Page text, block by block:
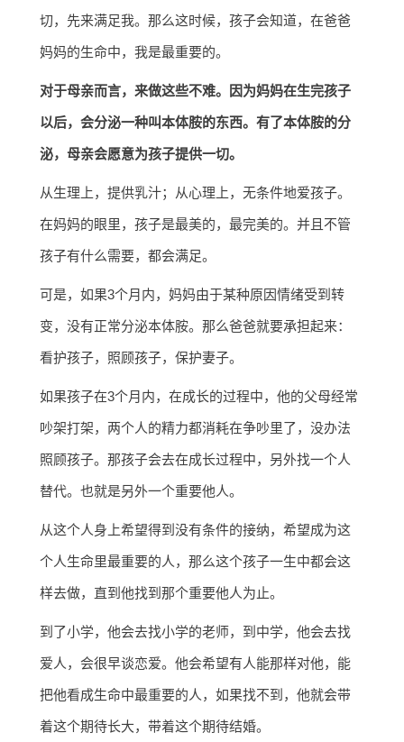
切，先来满足我。那么这时候，孩子会知道，在爸爸
妈妈的生命中，我是最重要的。
对于母亲而言，来做这些不难。因为妈妈在生完孩子
以后，会分泌一种叫本体胺的东西。有了本体胺的分
泌，母亲会愿意为孩子提供一切。
从生理上，提供乳汁；从心理上，无条件地爱孩子。
在妈妈的眼里，孩子是最美的，最完美的。并且不管
孩子有什么需要，都会满足。
可是，如果3个月内，妈妈由于某种原因情绪受到转
变，没有正常分泌本体胺。那么爸爸就要承担起来：
看护孩子，照顾孩子，保护妻子。
如果孩子在3个月内，在成长的过程中，他的父母经常
吵架打架，两个人的精力都消耗在争吵里了，没办法
照顾孩子。那孩子会去在成长过程中，另外找一个人
替代。也就是另外一个重要他人。
从这个人身上希望得到没有条件的接纳，希望成为这
个人生命里最重要的人，那么这个孩子一生中都会这
样去做，直到他找到那个重要他人为止。
到了小学，他会去找小学的老师，到中学，他会去找
爱人，会很早谈恋爱。他会希望有人能那样对他，能
把他看成生命中最重要的人，如果找不到，他就会带
着这个期待长大，带着这个期待结婚。